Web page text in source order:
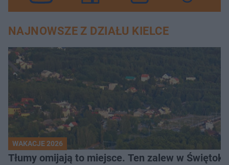
NAJNOWSZE Z DZIAŁU KIELCE
WAKACJE 2026
Tłumy omijają to miejsce. Ten zalew w